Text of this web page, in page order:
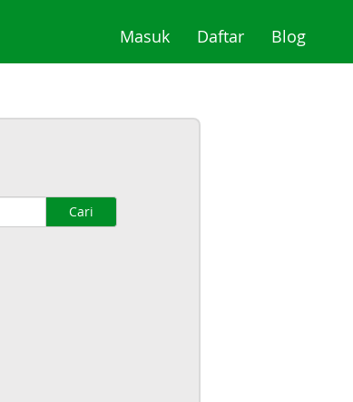
Masuk(current)
Daftar(current)
Blog
Cari